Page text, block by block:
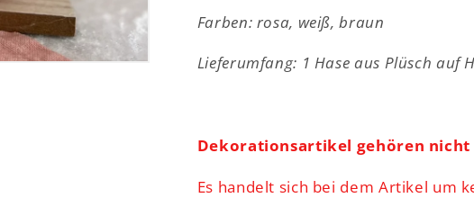
Farben: rosa, weiß, braun
Lieferumfang: 1 Hase aus Plüsch auf
Dekorationsartikel gehören
Es handelt sich bei dem Artikel um